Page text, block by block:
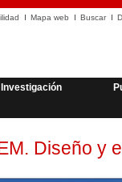
Mapa web Buscar
Investigación
Diseño y